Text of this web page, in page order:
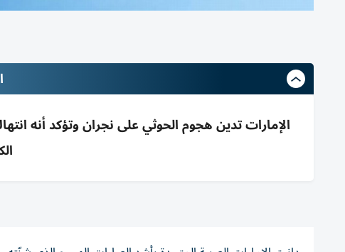
الإمارات تدين هجوم الحوثي على نجران وتؤكد أنه